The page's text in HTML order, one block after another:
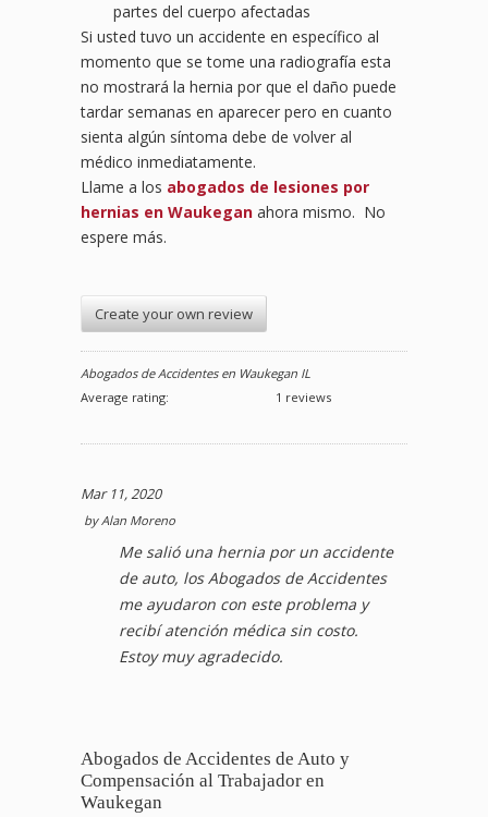
partes del cuerpo afectadas
Si usted tuvo un accidente en específico al
momento que se tome una radiografía esta
no mostrará la hernia por que el daño puede
tardar semanas en aparecer pero en cuanto
sienta algún síntoma debe de volver al
médico inmediatamente.
Llame a los abogados de lesiones por
hernias en Waukegan ahora mismo. No
espere más.
Create your own review
Abogados de Accidentes en Waukegan IL
Average rating:
1 reviews
Mar 11, 2020
byAlan Moreno
Me salió una hernia por un accidente
de auto, los Abogados de Accidentes
me ayudaron con este problema y
recibí atención médica sin costo.
Estoy muy agradecido.
Abogados de Accidentes de Auto y
Compensación al Trabajador en
Waukegan